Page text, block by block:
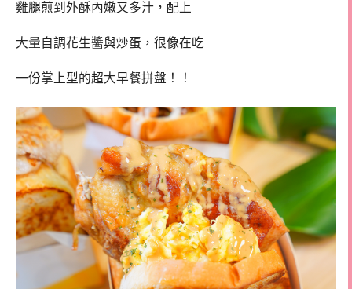
雞腿煎到外酥內嫩又多汁，配上
大量自調花生醬與炒蛋，很像在吃
一份掌上型的超大早餐拼盤！！